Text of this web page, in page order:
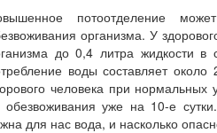
потоотделение
организма. У
до 0,4 литра жидкости в
воды составляет
человека при
обезвоживания уже на 10-е
для нас вода, и насколько